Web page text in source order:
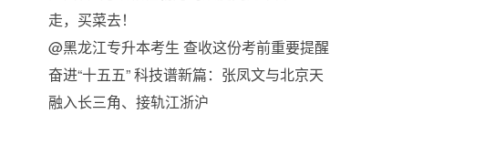
走，买菜去！
@黑龙江专升本考生 查收这份考前重要提醒
奋进“十五五” 科技谱新篇：张凤文与北京天
鉴量子的文物艺术品一站式服务蓝图 ——写
融入长三角、接轨江浙沪